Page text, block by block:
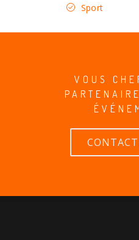
Sport
VOUS